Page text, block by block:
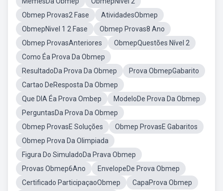
Obmep Provas2 Fase
AtividadesObmep
ObmepNivel 1 2 Fase
Obmep Provas8 Ano
Obmep ProvasAnteriores
ObmepQuestões Nível 2
Como Éa Prova Da Obmep
ResultadoDa Prova Da Obmep
Prova ObmepGabarito
Cartao DeResposta Da Obmep
Que DIA Éa Prova Ombep
ModeloDe Prova Da Obmep
PerguntasDa Prova Da Obmep
Obmep ProvasE Soluções
Obmep ProvasE Gabaritos
Obmep Prova Da Olimpiada
Figura Do SimuladoDa Prava Obmep
Provas Obmep6Ano
EnvelopeDe Prova Obmep
Certificado ParticipaçaoObmep
CapaProva Obmep